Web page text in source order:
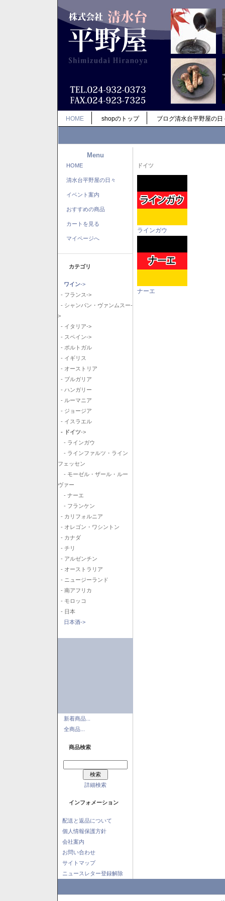
HOME shopのトップ ブログ清水台平野屋の日
Menu
HOME
清水台平野屋の日々
イベント案内
おすすめの商品
カートを見る
マイページへ
カテゴリ
ワイン->
- フランス->
- シャンパン・ヴァンムスー-
>
- イタリア->
- スペイン->
- ポルトガル
- イギリス
- オーストリア
- ブルガリア
- ハンガリー
- ルーマニア
- ジョージア
- イスラエル
- ドイツ->
- ラインガウ
- ラインファルツ・ライン
フェッセン
- モーゼル・ザール・ルー
ヴァー
- ナーエ
- フランケン
- カリフォルニア
- オレゴン・ワシントン
- カナダ
- チリ
- アルゼンチン
- オーストラリア
- ニュージーランド
- 南アフリカ
- モロッコ
- 日本
日本酒->
新着商品...
全商品...
商品検索
詳細検索
インフォメーション
配送と返品について
個人情報保護方針
会社案内
お問い合わせ
サイトマップ
ニュースレター登録解除
ドイツ
ラインガウ
ナーエ